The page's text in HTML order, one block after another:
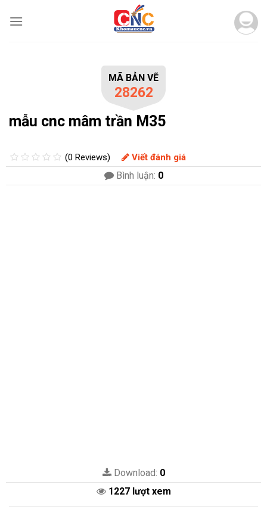
MÃ BẢN VẼ
28262
mẫu cnc mâm trần M35
(0 Reviews) Viết đánh giá
Bình luận: 0
Download: 0
1227 lượt xem